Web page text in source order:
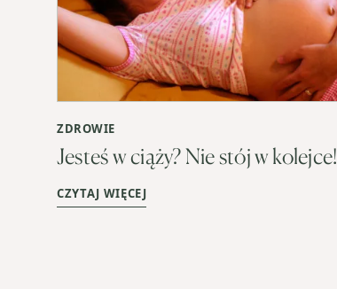
ZDROWIE
Jesteś w ciąży? Nie stój w kolejce!
CZYTAJ WIĘCEJ